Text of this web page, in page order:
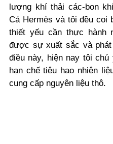
lượng khí thải các-bon
Cả Hermès và tôi đều coi
thiết yếu cần thực hành
được sự xuất sắc và
điều này, hiện nay tôi
hạn chế tiêu hao nhiên
cung cấp nguyên liệu thô.